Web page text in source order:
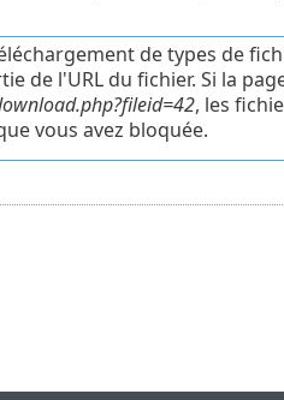
de types de
de l'URL du fichier. Si la
, les
vous avez bloquée.